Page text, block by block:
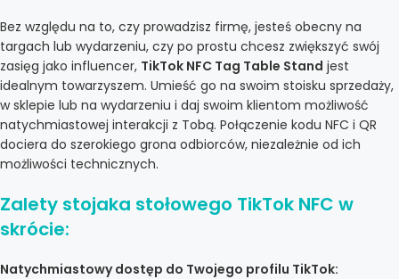
Bez względu na to, czy prowadzisz firmę, jesteś obecny na
targach lub wydarzeniu, czy po prostu chcesz zwiększyć swój
zasięg jako influencer, TikTok NFC Tag Table Stand jest
idealnym towarzyszem. Umieść go na swoim stoisku sprzedaży,
w sklepie lub na wydarzeniu i daj swoim klientom możliwość
natychmiastowej interakcji z Tobą. Połączenie kodu NFC i QR
dociera do szerokiego grona odbiorców, niezależnie od ich
możliwości technicznych.
Zalety stojaka stołowego TikTok NFC w
skrócie:
Natychmiastowy dostęp do Twojego profilu TikTok: